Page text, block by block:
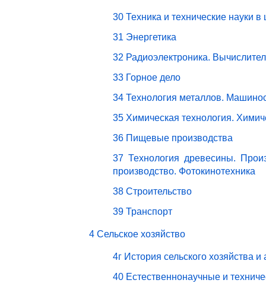
30 Техника и технические науки в
31 Энергетика
32 Радиоэлектроника.
33 Горное дело
34 Технология металлов.
35 Химическая технология.
36 Пищевые производства
37 Технология древесины.
производство. Фотокинотехника
38 Строительство
39 Транспорт
4 Сельское хозяйство
4г История сельского хозяйства
40 Естественнонаучные и